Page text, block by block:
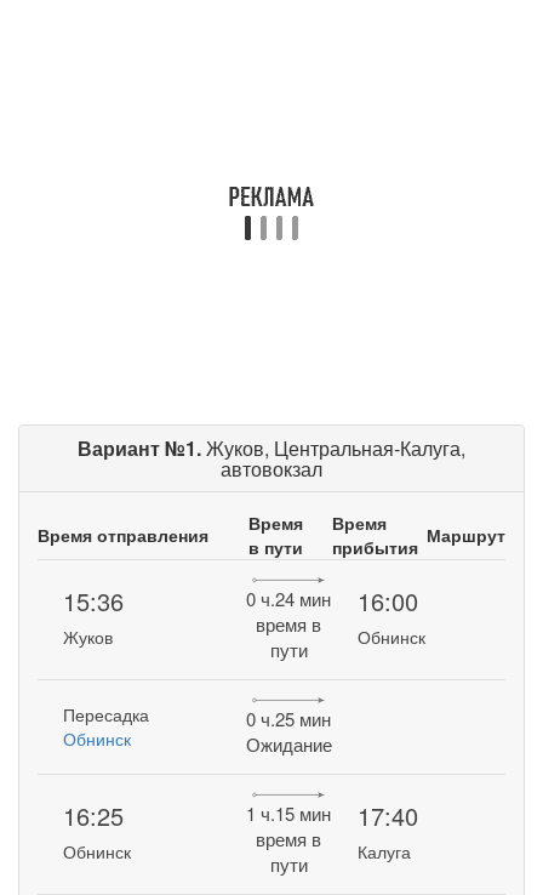
Вариант №1.Жуков, Центральная-Калуга,
автовокзал
Время отправления
Время
в пути
Время
прибытия Маршрут
15:36
Жуков
0 ч.24 мин
время в
пути
16:00
Обнинск
Пересадка
Обнинск
0 ч.25 мин
Ожидание
16:25
Обнинск
1 ч.15 мин
время в
пути
17:40
Калуга